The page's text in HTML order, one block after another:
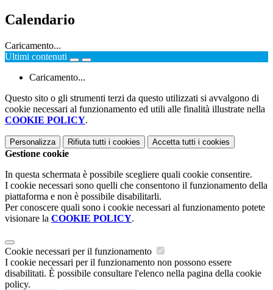
Calendario
Caricamento...
Ultimi contenuti
Caricamento...
Questo sito o gli strumenti terzi da questo utilizzati si avvalgono di
cookie necessari al funzionamento ed utili alle finalità illustrate nella
COOKIE POLICY.
Personalizza Rifiuta tutti i cookies Accetta tutti i cookies
Gestione cookie
In questa schermata è possibile scegliere quali cookie consentire.
I cookie necessari sono quelli che consentono il funzionamento della
piattaforma e non è possibile disabilitarli.
Per conoscere quali sono i cookie necessari al funzionamento potete
visionare la COOKIE POLICY.
Cookie necessari per il funzionamento
I cookie necessari per il funzionamento non possono essere
disabilitati. È possibile consultare l'elenco nella pagina della cookie
policy.